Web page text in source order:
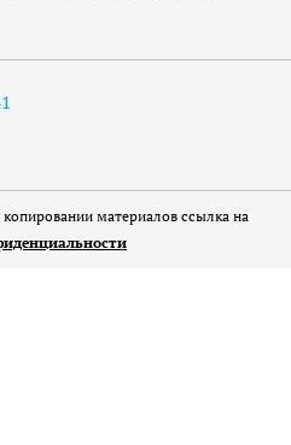
материалов ссылка на